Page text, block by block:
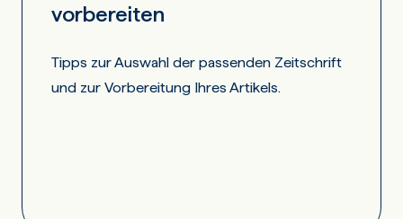
vorbereiten
Tipps zur Auswahl der passenden Zeitschrift
und zur Vorbereitung Ihres Artikels.